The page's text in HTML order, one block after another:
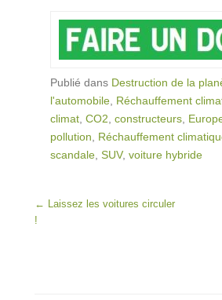
Publié dans Destruction de la
l'automobile Réchauffement
climat CO2 constructeurs
pollution
Réchauffement
scandale SUV, voiture hybride
Post navigation
←
Laissez les voitures circuler
!